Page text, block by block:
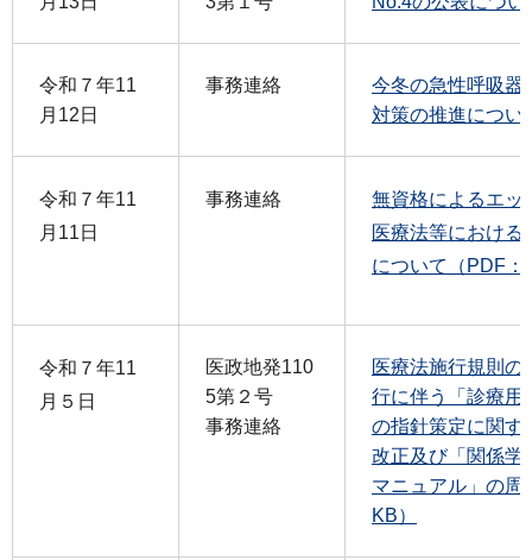
令和７年11
月12日
事務連絡
今冬の急性呼吸器
対策の推進につい
令和７年11
月11日
事務連絡
無資格によるエッ
医療法等における
について（PDF：
令和７年11
月５日
医政地発110
5第２号
事務連絡
医療法施行規則の
行に伴う「診療用
の指針策定に関す
改正及び「関係学
マニュアル」の周
KB）